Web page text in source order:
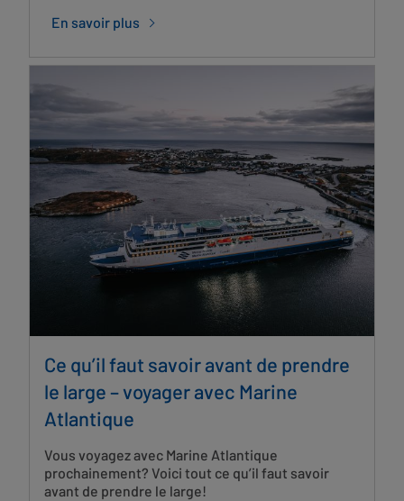
En savoir plus
Ce qu’il faut savoir avant de prendre
le large – voyager avec Marine
Atlantique
Vous voyagez avec Marine Atlantique
prochainement? Voici tout ce qu’il faut savoir
avant de prendre le large!